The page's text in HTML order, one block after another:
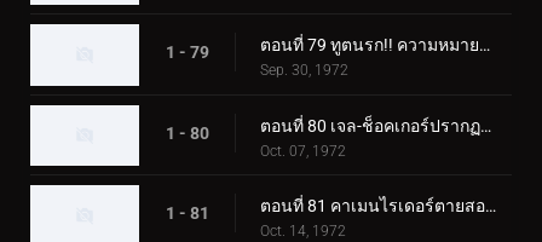
1 - 79 ตอนที่ 79 ทูตนรก!! ความหมายที่แท้จริงของความกลัว?
Sep. 30, 1972
1 - 80 ตอนที่ 80 เจล-ช็อคเกอร์ปรากฏตัว! วันสุดท้ายของคาเมนไรเดอร์!
Oct. 07, 1972
1 - 81 ตอนที่ 81 คาเมนไรเดอร์ตายสองครั้ง!
Oct. 14, 1972